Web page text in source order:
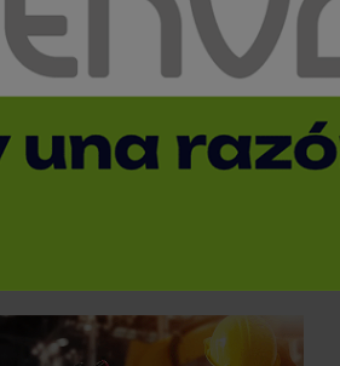
Maquinaria es la
que confirma que